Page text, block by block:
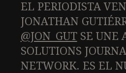
EL PERIODISTA
JONATHAN
@JON_GUTSE UNE
SOLUTIONS
NETWORK. ES EL